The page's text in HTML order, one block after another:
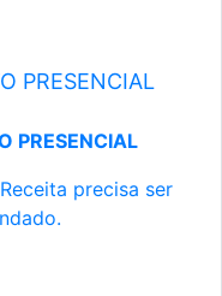
PRESENCIAL
PRESENCIAL
precisa ser